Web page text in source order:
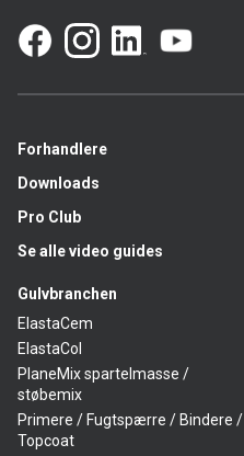
Forhandlere
Downloads
Pro Club
Se alle video guides
Gulvbranchen
ElastaCem
ElastaCol
PlaneMix spartelmasse /
støbemix
Primere / Fugtspærre / Bindere /
Topcoat